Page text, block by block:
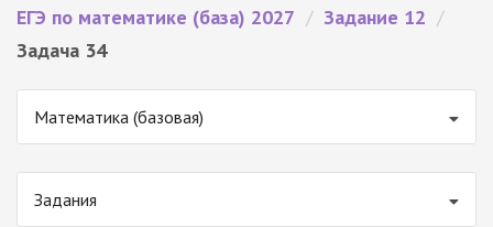
ЕГЭ по математике (база) 2027 / Задание 12 /
Задача 34
Математика (базовая)
Задания